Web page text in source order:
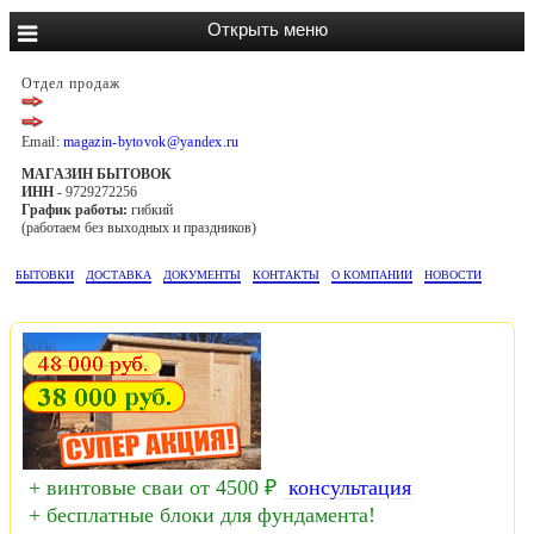
Отдел продаж
Email:magazin-bytovok@yandex.ru
МАГАЗИН БЫТОВОК
ИНН - 9729272256
График работы: гибкий
(работаем без выходных и праздников)
БЫТОВКИ ДОСТАВКА ДОКУМЕНТЫ КОНТАКТЫ О КОМПАНИИ НОВОСТИ
+ винтовые сваи от 4500 ₽ консультация
+ бесплатные блоки для фундамента!